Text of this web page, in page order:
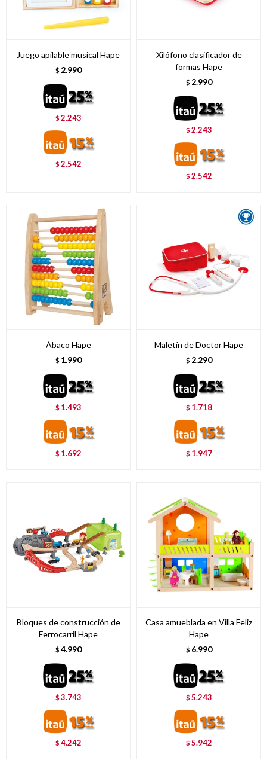
Juego apilable musical Hape
$ 2.990
$2.243
$2.542
Xilófono clasificador de
formas Hape
$ 2.990
$2.243
$2.542
Ábaco Hape
$ 1.990
$ 1.493
$ 1.692
Maletín de Doctor Hape
$ 2.290
$ 1.718
$ 1.947
Bloques de construcción de
Ferrocarril Hape
$ 4.990
$3.743
$4.242
Casa amueblada en Villa Feliz
Hape
$ 6.990
$5.243
$5.942